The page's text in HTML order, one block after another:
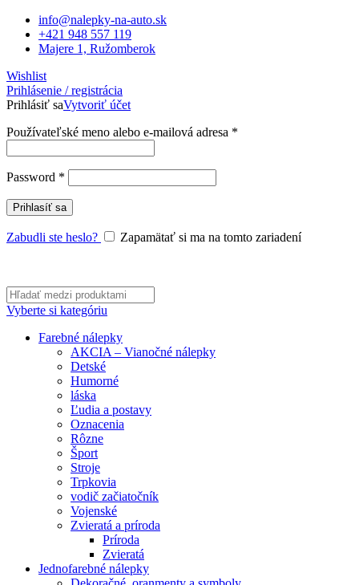
info@nalepky-na-auto.sk
+421 948 557 119
Majere 1, Ružomberok
Wishlist
Prihlásenie / registrácia
Prihlásiť saVytvoriť účet
Používateľské meno alebo e-mailová adresa *
Password *
Prihlasíť sa
Zabudli ste heslo? Zapamätať si ma na tomto zariadení
Vyberte si kategóriu
Farebné nálepky
AKCIA – Vianočné nálepky
Detské
Humorné
láska
Ľudia a postavy
Oznacenia
Rôzne
Šport
Stroje
Trpkovia
vodič začiatočník
Vojenské
Zvieratá a príroda
Príroda
Zvieratá
Jednofarebné nálepky